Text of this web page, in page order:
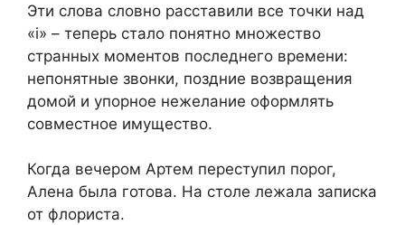
Эти слова словно расставили все точки над
«i» – теперь стало понятно множество
странных моментов последнего времени:
непонятные звонки, поздние возвращения
домой и упорное нежелание оформлять
совместное имущество.
Когда вечером Артем переступил порог,
Алена была готова. На столе лежала записка
от флориста.